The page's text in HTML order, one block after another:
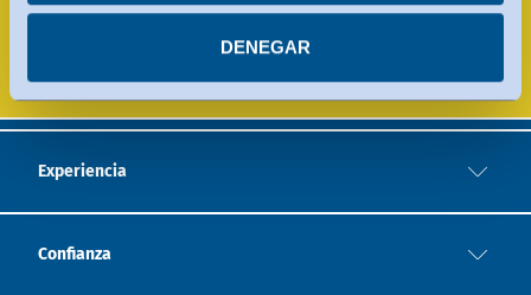
más información en cada uno de los servicios.
Puede revocar su consentimiento en cualquier
momento.
DENEGAR
LABORATORIOS DE PRUEBA
Experiencia
Confianza